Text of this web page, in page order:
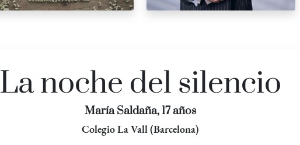
La noche del silencio
María Saldaña, 17 años
Colegio La Vall (Barcelona)